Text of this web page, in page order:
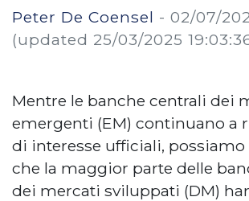
Peter De Coensel - 02/07/
(updated 25/03/2025
Mentre le banche centrali dei
emergenti (EM) continuano a
di interesse ufficiali, possiamo
che la maggior parte delle
dei mercati sviluppati (DM)